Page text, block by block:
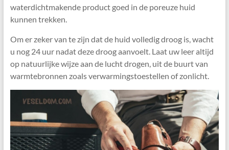
waterdichtmakende product goed in de poreuze huid
kunnen trekken.
Om er zeker van te zijn dat de huid volledig droog is, wacht
u nog 24 uur nadat deze droog aanvoelt. Laat uw leer altijd
op natuurlijke wijze aan de lucht drogen, uit de buurt van
warmtebronnen zoals verwarmingstoestellen of zonlicht.